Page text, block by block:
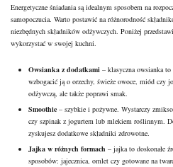
Energetyczne śniadania są idealnym sposobem na
samopoczucia. Warto postawić na różnorodność
niezbędnych składników odżywczych. Poniżej
wykorzystać w swojej kuchni.
Owsianka z dodatkami – klasyczna owsianka
wzbogacić ją o orzechy, świeże owoce, miód czy
odżywczą, ale także poprawi smak.
Smoothie – szybkie i pożywne. Wystarczy
czy szpinak z jogurtem lub mlekiem roślinnym.
zyskujesz dodatkowe składniki zdrowotne.
Jajka w różnych formach – jajka to doskonałe
sposobów: jajecznica, omlet czy gotowane na